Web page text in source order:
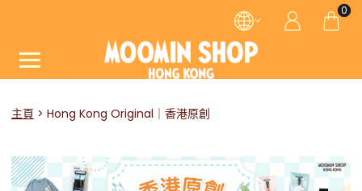
0
主頁 Hong Kong Original｜香港原創